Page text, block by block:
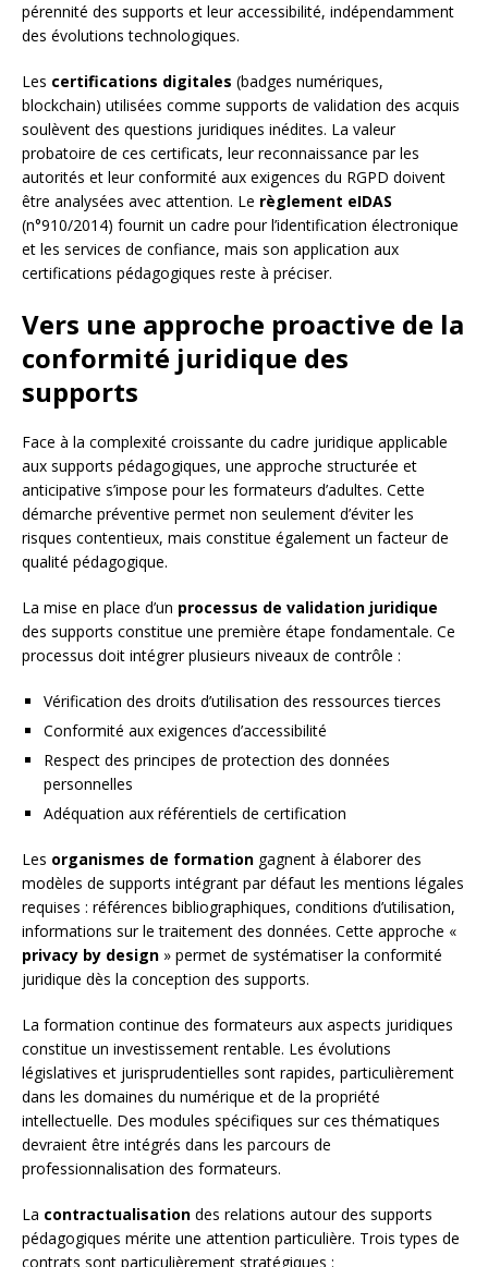
pérennité des supports et leur accessibilité, indépendamment
des évolutions technologiques.
Les certifications digitales (badges numériques,
blockchain) utilisées comme supports de validation des acquis
soulèvent des questions juridiques inédites. La valeur
probatoire de ces certificats, leur reconnaissance par les
autorités et leur conformité aux exigences du RGPD doivent
être analysées avec attention. Le règlement eIDAS
(n°910/2014) fournit un cadre pour l’identification électronique
et les services de confiance, mais son application aux
certifications pédagogiques reste à préciser.
Vers une approche proactive de la
conformité juridique des
supports
Face à la complexité croissante du cadre juridique applicable
aux supports pédagogiques, une approche structurée et
anticipative s’impose pour les formateurs d’adultes. Cette
démarche préventive permet non seulement d’éviter les
risques contentieux, mais constitue également un facteur de
qualité pédagogique.
La mise en place d’un processus de validation juridique
des supports constitue une première étape fondamentale. Ce
processus doit intégrer plusieurs niveaux de contrôle :
Vérification des droits d’utilisation des ressources tierces
Conformité aux exigences d’accessibilité
Respect des principes de protection des données
personnelles
Adéquation aux référentiels de certification
Les organismes de formation gagnent à élaborer des
modèles de supports intégrant par défaut les mentions légales
requises : références bibliographiques, conditions d’utilisation,
informations sur le traitement des données. Cette approche «
privacy by design » permet de systématiser la conformité
juridique dès la conception des supports.
La formation continue des formateurs aux aspects juridiques
constitue un investissement rentable. Les évolutions
législatives et jurisprudentielles sont rapides, particulièrement
dans les domaines du numérique et de la propriété
intellectuelle. Des modules spécifiques sur ces thématiques
devraient être intégrés dans les parcours de
professionnalisation des formateurs.
La contractualisation des relations autour des supports
pédagogiques mérite une attention particulière. Trois types de
contrats sont particulièrement stratégiques :